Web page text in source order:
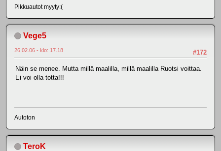
Pikkuautot myyty:(
Vege5
#172
26.02.06 - klo: 17.18
Näin se menee. Mutta millä maalilla, millä maalilla Ruotsi voittaa.
Ei voi olla totta!!!
Autoton
TeroK